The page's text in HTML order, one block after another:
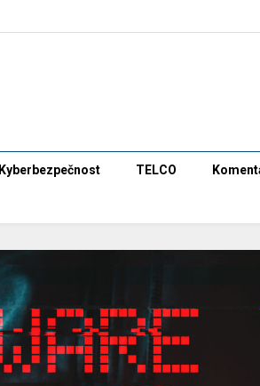
Kyberbezpečnost TELCO